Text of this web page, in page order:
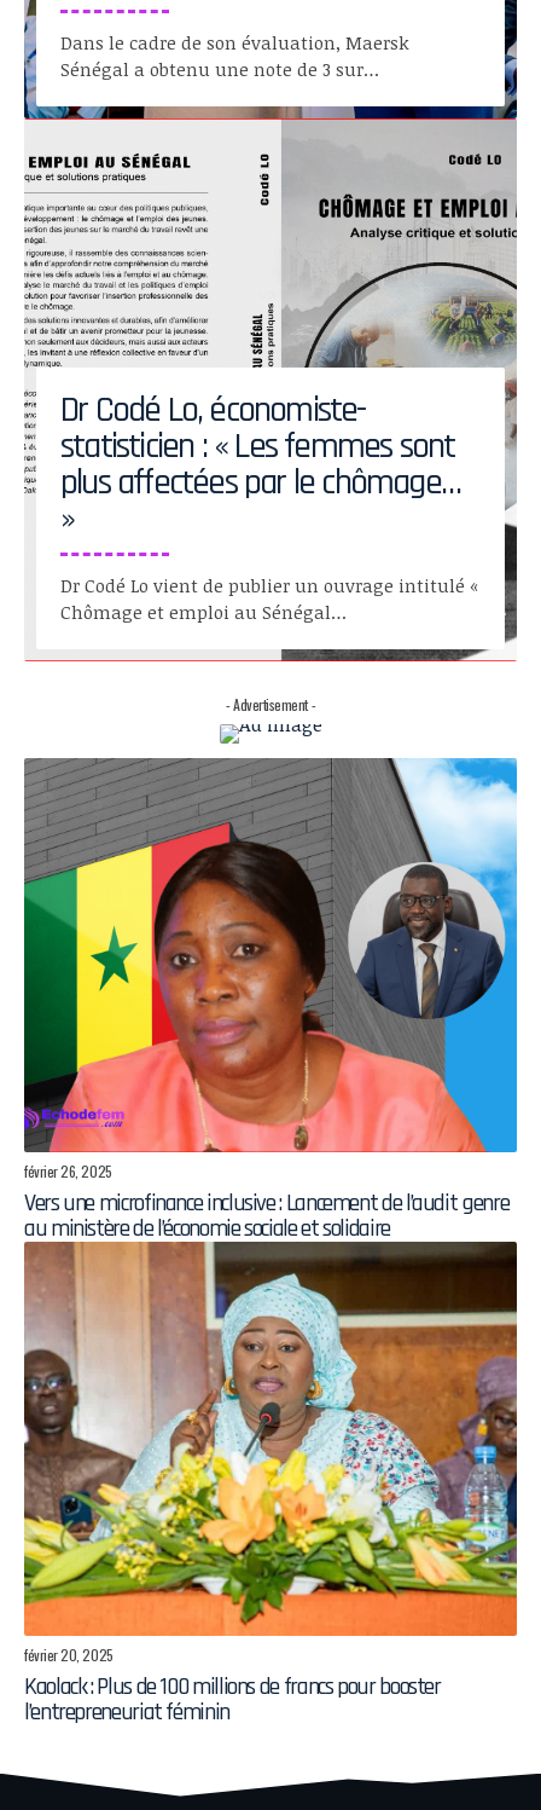
Dans le cadre de son évaluation, Maersk
Sénégal a obtenu une note de 3 sur…
Dr Codé Lo, économiste-
statisticien : « Les femmes sont
plus affectées par le chômage…
»
Dr Codé Lo vient de publier un ouvrage intitulé «
Chômage et emploi au Sénégal…
- Advertisement -
février 26, 2025
Vers une microfinance inclusive : Lancement de l’audit genre
au ministère de l’économie sociale et solidaire
février 20, 2025
Kaolack : Plus de 100 millions de francs pour booster
l’entrepreneuriat féminin